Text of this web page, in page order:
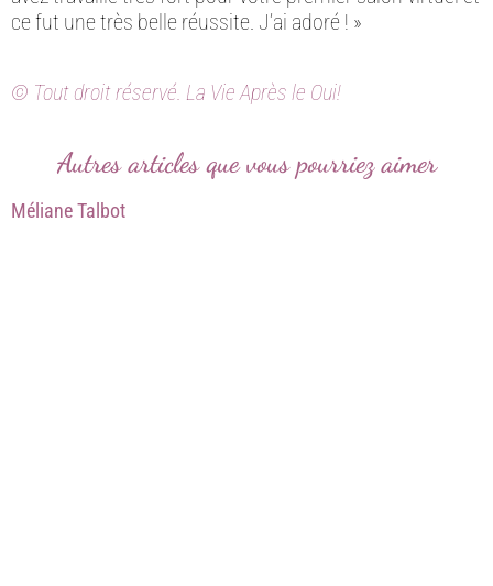
ce fut une très belle réussite. J’ai adoré ! »
© Tout droit réservé. La Vie Après le Oui!
Autres articles que vous pourriez aimer
Méliane Talbot